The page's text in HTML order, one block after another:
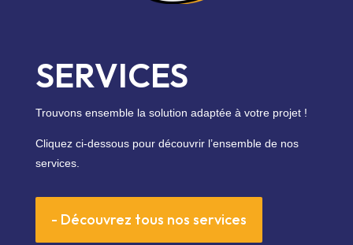
SERVICES
Trouvons ensemble la solution adaptée à votre projet !
Cliquez ci-dessous pour découvrir l’ensemble de nos
services.
- Découvrez tous nos services